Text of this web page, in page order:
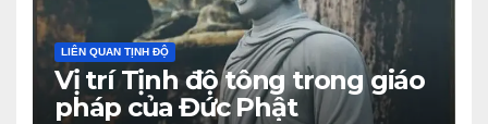
LIÊN QUAN TỊNH ĐỘ
Vị trí Tịnh độ tông trong giáo
pháp của Đức Phật